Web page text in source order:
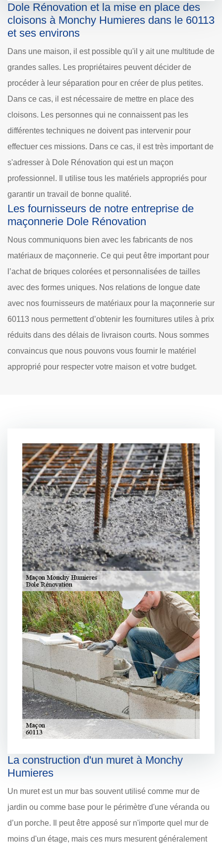
Dole Rénovation et la mise en place des
cloisons à Monchy Humieres dans le 60113
et ses environs
Dans une maison, il est possible qu'il y ait une multitude de
grandes salles. Les propriétaires peuvent décider de
procéder à leur séparation pour en créer de plus petites.
Dans ce cas, il est nécessaire de mettre en place des
cloisons. Les personnes qui ne connaissent pas les
différentes techniques ne doivent pas intervenir pour
effectuer ces missions. Dans ce cas, il est très important de
s'adresser à Dole Rénovation qui est un maçon
professionnel. Il utilise tous les matériels appropriés pour
garantir un travail de bonne qualité.
Les fournisseurs de notre entreprise de
maçonnerie Dole Rénovation
Nous communiquons bien avec les fabricants de nos
matériaux de maçonnerie. Ce qui peut être important pour
l’achat de briques colorées et personnalisées de tailles
avec des formes uniques. Nos relations de longue date
avec nos fournisseurs de matériaux pour la maçonnerie sur
60113 nous permettent d’obtenir les fournitures utiles à prix
réduits dans des délais de livraison courts. Nous sommes
convaincus que nous pouvons vous fournir le matériel
approprié pour respecter votre maison et votre budget.
La construction d'un muret à Monchy
Humieres
Un muret est un mur bas souvent utilisé comme mur de
jardin ou comme base pour le périmètre d'une véranda ou
d’un porche. Il peut être apposé sur n'importe quel mur de
moins d'un étage, mais ces murs mesurent généralement